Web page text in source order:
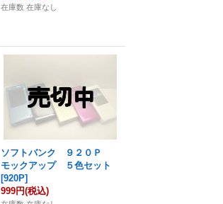
在庫数 在庫なし
ソフトバンク ９２０Ｐ
モックアップ ５色セット
[920P]
999円(税込)